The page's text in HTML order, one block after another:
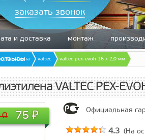
заказать звонок
и доставка монтаж
отзывы valtec valtec pex-evoh 16 х 2,0 мм
VALTEC PEX-
75₽ Официальная
4.3 (На